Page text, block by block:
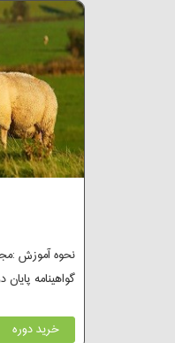
نحوه آموزش
گواهینامه
خرید دوره